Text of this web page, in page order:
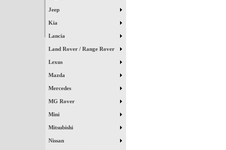
Jeep
Kia
Lancia
Land Rover / Range Rover
Lexus
Mazda
Mercedes
MG Rover
Mini
Mitsubishi
Nissan